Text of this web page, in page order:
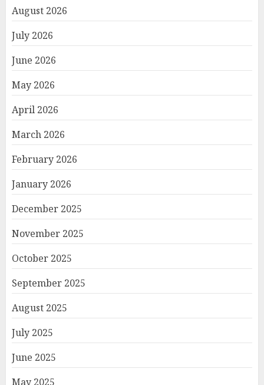
August 2026
July 2026
June 2026
May 2026
April 2026
March 2026
February 2026
January 2026
December 2025
November 2025
October 2025
September 2025
August 2025
July 2025
June 2025
May 2025